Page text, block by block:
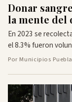
Donar
la mente del
En 2023 se
el 8.3% fueron
Por Municipios